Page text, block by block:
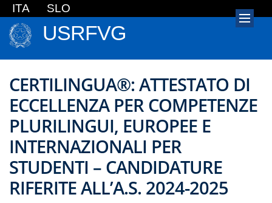
ITA SLO
USRFVG
CERTILINGUA®: ATTESTATO DI
ECCELLENZA PER COMPETENZE
PLURILINGUI, EUROPEE E
INTERNAZIONALI PER
STUDENTI – CANDIDATURE
RIFERITE ALL’A.S. 2024-2025